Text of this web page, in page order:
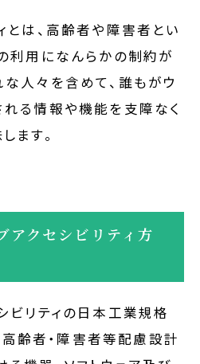
とは、高齢者や障害者とい
利用になんらかの制約が
人々を含めて、誰もがウ
る情報や機能を支障なく
ます。
アクセシビリティ方
ビリティの日本工業規格
齢者・障害者等配慮設計